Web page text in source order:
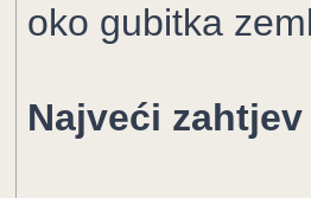
oko gubitka
Najveći